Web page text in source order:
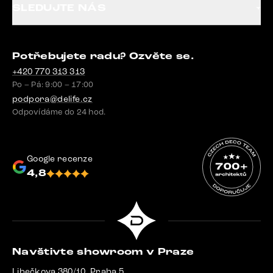
Potřebujete radu? Ozvěte se.
+420 770 313 313
Po – Pá: 9:00 – 17:00
podpora@delife.cz
Odpovídáme do 24 hod.
Google recenze
4,8
Navštivte showroom v Praze